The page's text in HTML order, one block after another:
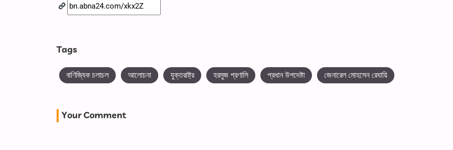
Tags
বাণিজ্যিক চলাচল আলোচনা যুক্তরাষ্ট্র হরমুজ প্রণালি প্রধান উপদেষ্টা জেনারেল মোহসেন রেযায়ি
Your Comment